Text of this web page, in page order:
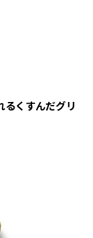
るくすんだグリ